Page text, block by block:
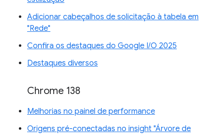
Adicionar cabeçalhos de solicitação à tabela em
"Rede"
Confira os destaques do Google I/O 2025
Destaques diversos
Chrome 138
Melhorias no painel de performance
Origens pré-conectadas no insight "Árvore de